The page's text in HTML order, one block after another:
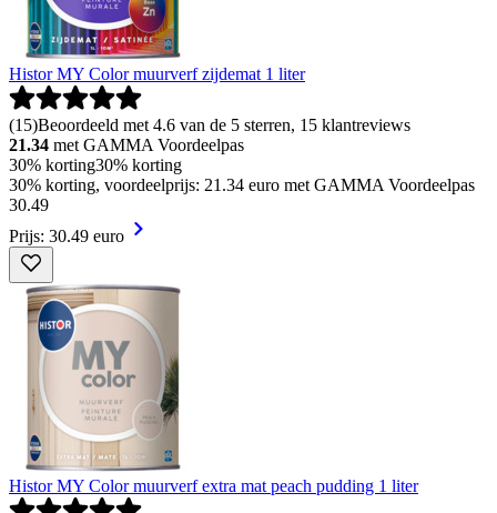
Histor MY Color muurverf zijdemat 1 liter
(15)Beoordeeld met 4.6 van de 5 sterren, 15 klantreviews
21.34 met GAMMA Voordeelpas
30% korting30% korting
30% korting, voordeelprijs: 21.34 euro met GAMMA Voordeelpas
30.49
Prijs: 30.49 euro
Histor MY Color muurverf extra mat peach pudding 1 liter